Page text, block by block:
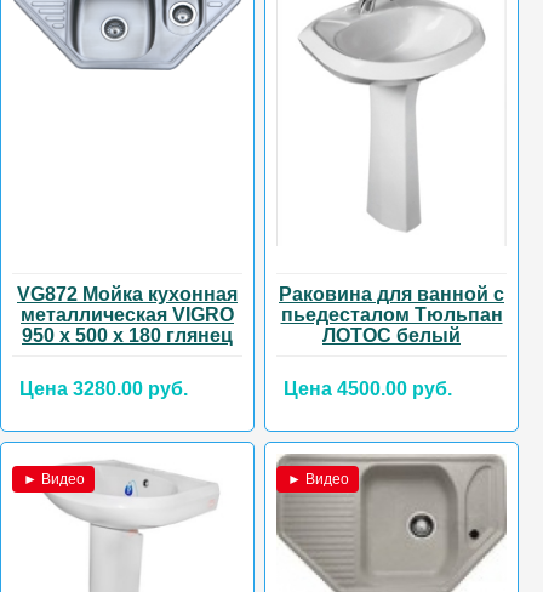
VG872 Мойка кухонная
металлическая VIGRO
950 х 500 х 180 глянец
Цена 3280.00 руб.
Раковина для ванной с
пьедесталом Тюльпан
ЛОТОС белый
Цена 4500.00 руб.
► Видео ► Видео